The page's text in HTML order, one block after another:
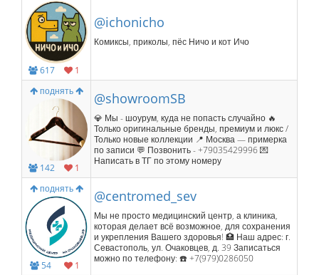
617 1
@ichonicho
Комиксы, приколы, пёс Ничо и кот Ичо
поднять
142 1
@showroomSB
💎 Мы - шоурум, куда не попасть случайно 🔥
Только оригинальные бренды, премиум и люкс /
Только новые коллекции 📍 Москва — примерка
по записи 💬 Позвонить - +79035429996 💌
Написать в ТГ по этому номеру
поднять
54 1
@centromed_sev
Мы не просто медицинский центр, а клиника,
которая делает всё возможное, для сохранения
и укрепления Вашего здоровья! 🏥​ Наш адрес: г.
Севастополь, ул. Очаковцев, д. 39 Записаться
можно по телефону: ☎️​ +7(979)0286050